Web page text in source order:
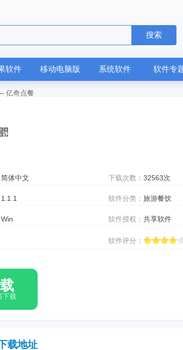
搜索
软件 移动电脑版 系统软件 软件专
亿奇点餐
简体中文 下载次数： 32563次
1.1.1 软件分类： 旅游餐饮
Win 软件授权： 共享软件
软件评分：
下载
载地址